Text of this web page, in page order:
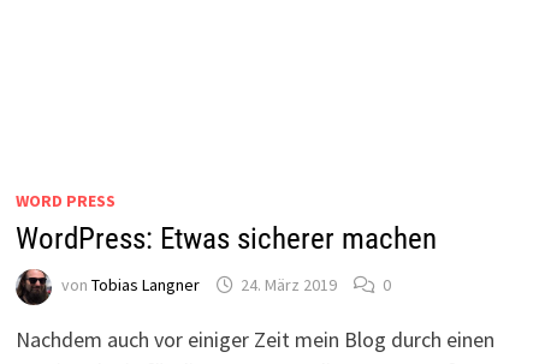
WORD PRESS
WordPress: Etwas sicherer machen
von Tobias Langner 24. März 2019 0
Nachdem auch vor einiger Zeit mein Blog durch einen